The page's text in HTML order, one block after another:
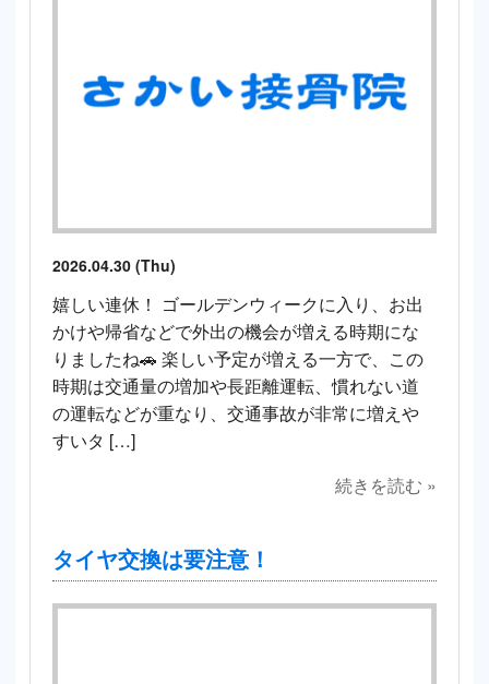
2026.04.30 (Thu)
嬉しい連休！ ゴールデンウィークに入り、お出
かけや帰省などで外出の機会が増える時期にな
りましたね🚗 楽しい予定が増える一方で、この
時期は交通量の増加や長距離運転、慣れない道
の運転などが重なり、交通事故が非常に増えや
すいタ […]
続きを読む »
タイヤ交換は要注意！